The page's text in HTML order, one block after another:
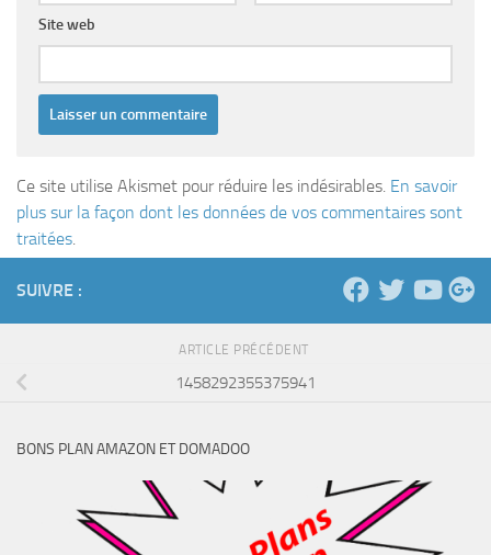
Site web
Ce site utilise Akismet pour réduire les indésirables. En savoir
plus sur la façon dont les données de vos commentaires sont
traitées.
SUIVRE :
ARTICLE PRÉCÉDENT
1458292355375941
BONS PLAN AMAZON ET DOMADOO